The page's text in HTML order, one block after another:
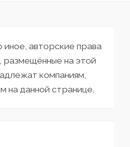
иное, авторские права
размещённые на этой
компаниям,
на данной странице.